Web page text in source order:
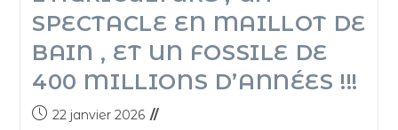
SPECTACLE EN MAILLOT DE
BAIN , ET UN FOSSILE DE
400 MILLIONS D’ANNÉES !!!
22 janvier 2026